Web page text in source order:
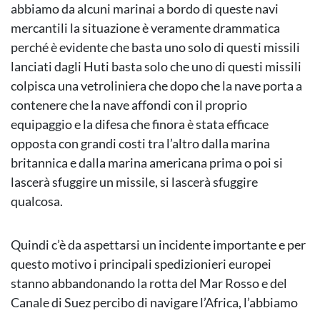
abbiamo da alcuni marinai a bordo di queste navi
mercantili la situazione è veramente drammatica
perché è evidente che basta uno solo di questi missili
lanciati dagli Huti basta solo che uno di questi missili
colpisca una vetroliniera che dopo che la nave porta a
contenere che la nave affondi con il proprio
equipaggio e la difesa che finora è stata efficace
opposta con grandi costi tra l’altro dalla marina
britannica e dalla marina americana prima o poi si
lascerà sfuggire un missile, si lascerà sfuggire
qualcosa.
Quindi c’è da aspettarsi un incidente importante e per
questo motivo i principali spedizionieri europei
stanno abbandonando la rotta del Mar Rosso e del
Canale di Suez percibo di navigare l’Africa, l’abbiamo